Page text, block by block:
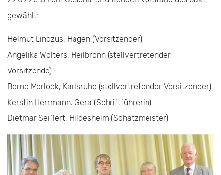
gewählt:
Helmut Lindzus, Hagen (Vorsitzender)
Angelika Wolters, Heilbronn (stellvertretender
Vorsitzende)
Bernd Morlock, Karlsruhe (stellvertretender Vorsitzender)
Kerstin Herrmann, Gera (Schriftführerin)
Dietmar Seiffert, Hildesheim (Schatzmeister)